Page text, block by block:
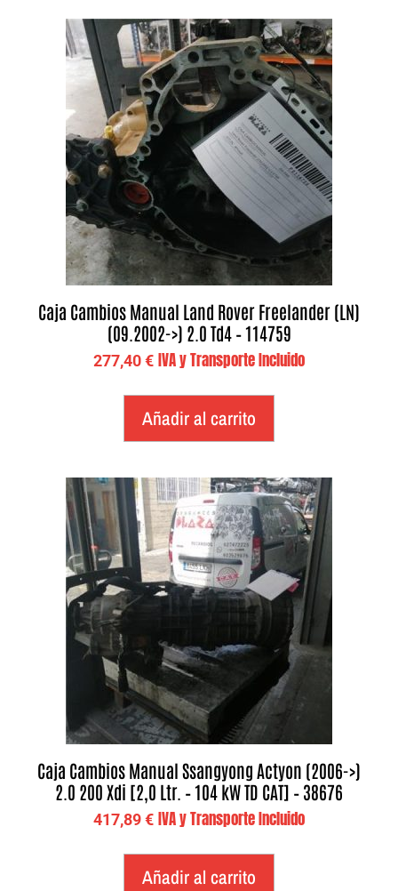
Caja Cambios Manual Land Rover Freelander (LN)
(09.2002->) 2.0 Td4 – 114759
277,40€ IVA y Transporte Incluido
Añadir al carrito
Caja Cambios Manual Ssangyong Actyon (2006->)
2.0 200 Xdi [2,0 Ltr. – 104 kW TD CAT] – 38676
417,89€ IVA y Transporte Incluido
Añadir al carrito